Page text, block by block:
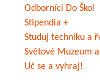
Odborníci Do Škol
Stipendia +
Studuj techniku a
Světové Muzeum
Uč se a vyhraj!